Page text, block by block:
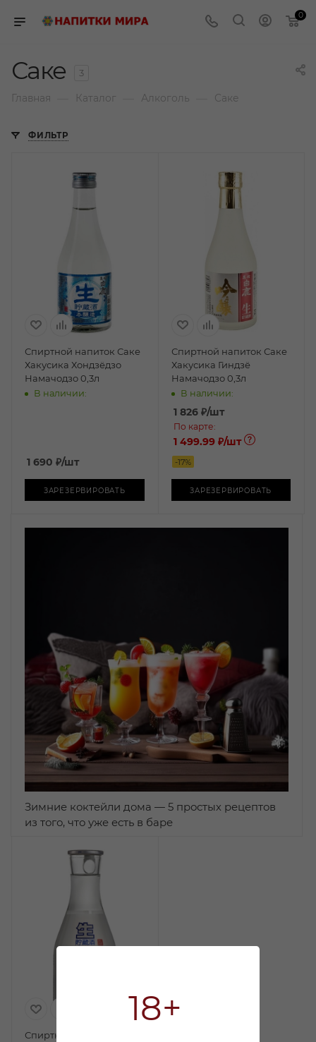
18+
0
Саке 3
Главная Каталог Алкоголь Саке
ФИЛЬТР
Спиртной напиток Саке
Хакусика Хондзёдзо
Намачодзо 0,3л
В наличии:
1 690 ₽/шт
ЗАРЕЗЕРВИРОВАТЬ
Спиртной напиток Саке
Хакусика Гиндзё
Намачодзо 0,3л
В наличии:
1 826₽/шт
По карте:
1 499.99 ₽/шт
-17%
ЗАРЕЗЕРВИРОВАТЬ
Зимние коктейли дома — 5 простых рецептов
из того, что уже есть в баре
Спиртной напиток Саке